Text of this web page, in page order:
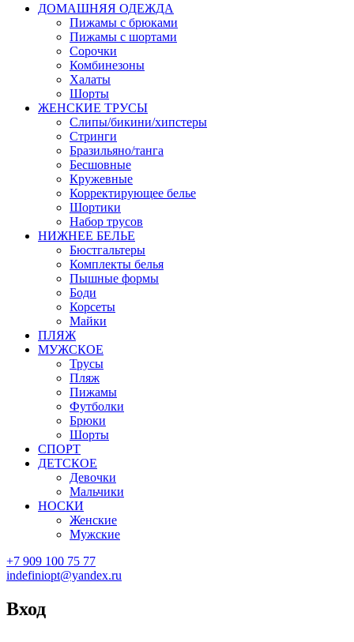
ДОМАШНЯЯ ОДЕЖДА
Пижамы с брюками
Пижамы с шортами
Сорочки
Комбинезоны
Халаты
Шорты
ЖЕНСКИЕ ТРУСЫ
Слипы/бикини/хипстеры
Стринги
Бразильяно/танга
Бесшовные
Кружевные
Корректирующее белье
Шортики
Набор трусов
НИЖНЕЕ БЕЛЬЕ
Бюстгальтеры
Комплекты белья
Пышные формы
Боди
Корсеты
Майки
ПЛЯЖ
МУЖСКОЕ
Трусы
Пляж
Пижамы
Футболки
Брюки
Шорты
СПОРТ
ДЕТСКОЕ
Девочки
Мальчики
НОСКИ
Женские
Мужские
+7 909 100 75 77
indefiniopt@yandex.ru
Вход